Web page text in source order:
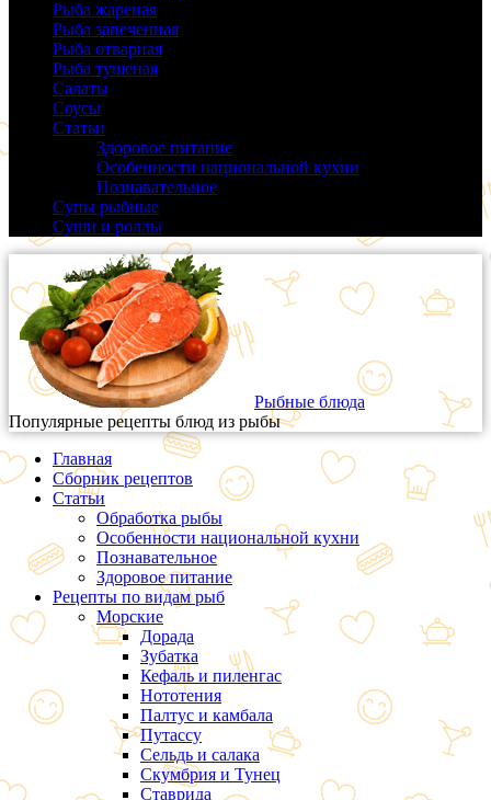
Рыба жареная
Рыба запеченная
Рыба отварная
Рыба тушеная
Салаты
Соусы
Статьи
Здоровое питание
Особенности национальной кухни
Познавательное
Супы рыбные
Суши и роллы
Рыбные блюда
Популярные рецепты блюд из рыбы
Главная
Сборник рецептов
Статьи
Обработка рыбы
Особенности национальной кухни
Познавательное
Здоровое питание
Рецепты по видам рыб
Морские
Дорада
Зубатка
Кефаль и пиленгас
Нототения
Палтус и камбала
Путассу
Сельдь и салака
Скумбрия и Тунец
Ставрида